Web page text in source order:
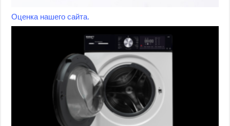
Оценка нашего сайта.